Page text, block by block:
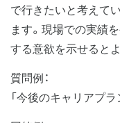
で行きたいと考えて
ます。現場での実績
する意欲を示せると
質問例：
「今後のキャリアプ